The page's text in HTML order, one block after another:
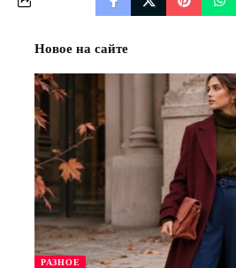
Новое на сайте
РАЗНОЕ